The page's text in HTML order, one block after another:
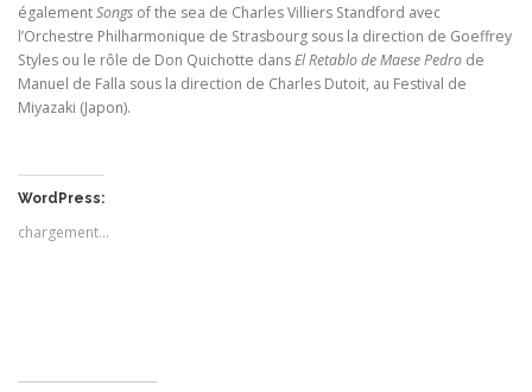
égalementSongs of the sea de Charles Villiers Standford avec
l’Orchestre Philharmonique de Strasbourg sous la direction de Goeffrey
Styles ou le rôle de Don Quichotte dansEl Retablo de Maese Pedro de
Manuel de Falla sous la direction de Charles Dutoit, au Festival de
Miyazaki (Japon).
WordPress:
chargement…